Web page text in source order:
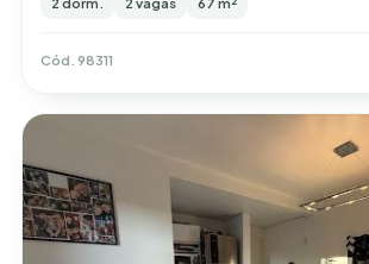
Cód. 98311